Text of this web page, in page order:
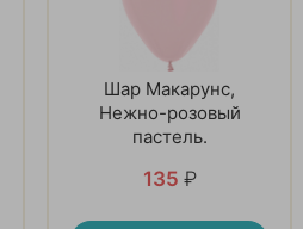
Шар Макарунс,
Нежно-розовый
пастель.
135 ₽